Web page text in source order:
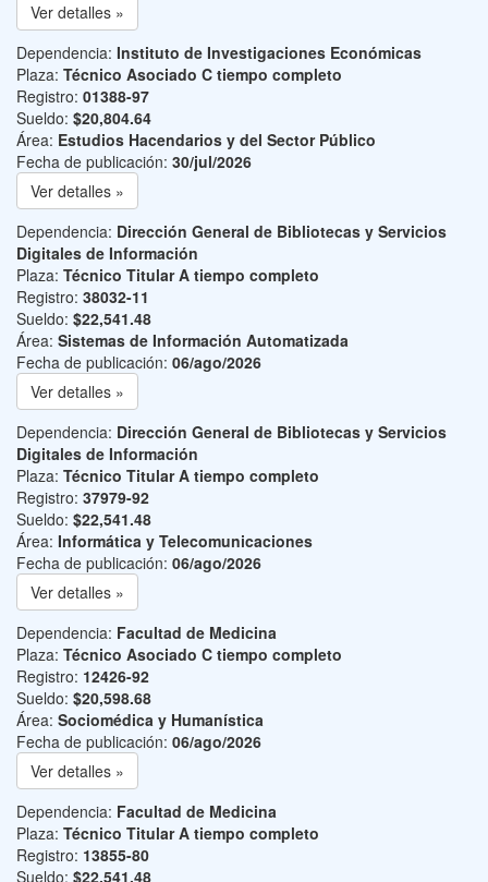
Ver detalles »
Dependencia: Instituto de Investigaciones Económicas
Plaza: Técnico Asociado C tiempo completo
Registro: 01388-97
Sueldo: $20,804.64
Área: Estudios Hacendarios y del Sector Público
Fecha de publicación: 30/jul/2026
Ver detalles »
Dependencia: Dirección General de Bibliotecas y Servicios
Digitales de Información
Plaza: Técnico Titular A tiempo completo
Registro: 38032-11
Sueldo: $22,541.48
Área: Sistemas de Información Automatizada
Fecha de publicación: 06/ago/2026
Ver detalles »
Dependencia: Dirección General de Bibliotecas y Servicios
Digitales de Información
Plaza: Técnico Titular A tiempo completo
Registro: 37979-92
Sueldo: $22,541.48
Área: Informática y Telecomunicaciones
Fecha de publicación: 06/ago/2026
Ver detalles »
Dependencia: Facultad de Medicina
Plaza: Técnico Asociado C tiempo completo
Registro: 12426-92
Sueldo: $20,598.68
Área: Sociomédica y Humanística
Fecha de publicación: 06/ago/2026
Ver detalles »
Dependencia: Facultad de Medicina
Plaza: Técnico Titular A tiempo completo
Registro: 13855-80
Sueldo: $22,541.48